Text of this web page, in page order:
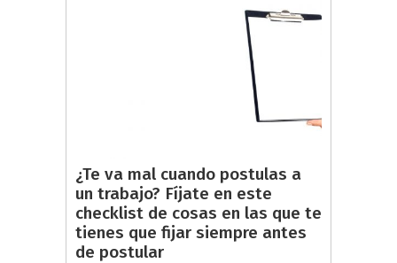
¿Te va mal cuando postulas a
un trabajo? Fíjate en este
checklist de cosas en las que te
tienes que fijar siempre antes
de postular